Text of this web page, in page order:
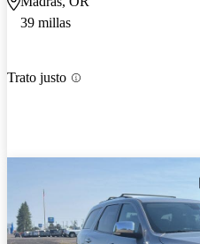
39 millas
Trato justo